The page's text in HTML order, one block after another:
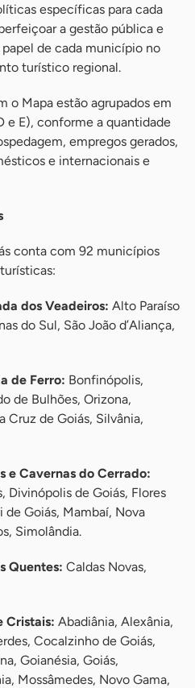
específicas para cada
a gestão pública e
de cada município no
turístico regional.
o Mapa estão agrupados em
e E), conforme a quantidade
empregos gerados,
e internacionais e
conta com 92 municípios
dos Veadeiros: Alto Paraíso
do Sul, São João d’Aliança,
de Ferro: Bonfinópolis,
de Bulhões, Orizona,
Cruz de Goiás, Silvânia,
e Cavernas do Cerrado:
Divinópolis de Goiás, Flores
de Goiás, Mambaí, Nova
Simolândia.
Quentes: Caldas Novas,
Cristais: Abadiânia, Alexânia,
Cocalzinho de Goiás,
Goianésia, Goiás,
Mossâmedes, Novo Gama,